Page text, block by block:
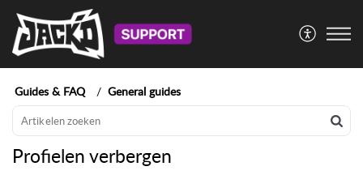
Guides & FAQ General guides
Profielen verbergen